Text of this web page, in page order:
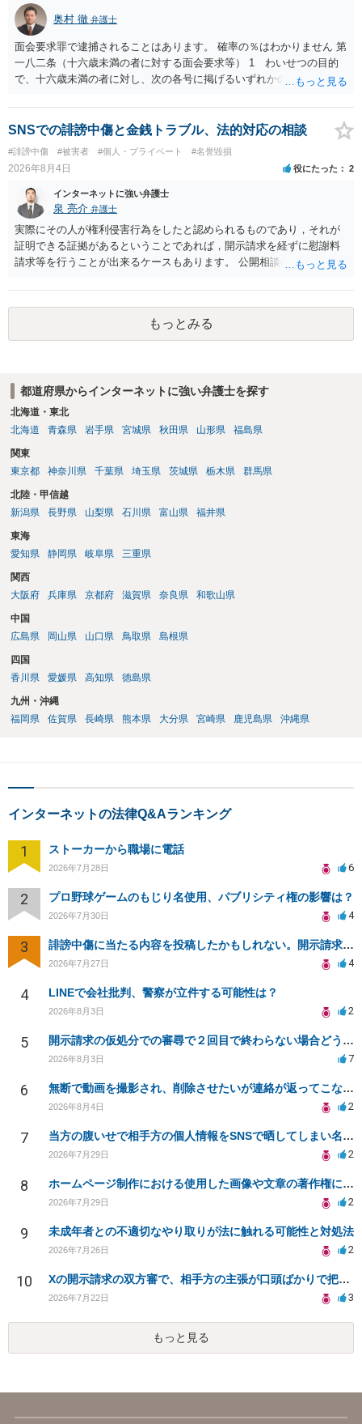
に入力したかも第三者にしられることはないので、個人や会社の特定
をせずに書き込んだことで（おそらく特定して書き込んだとして
も）、相談者さんが刑事民事の責任に問われることはないでしょう。
私見ながらご参考まで。
奥村 徹 弁護士
面会要求罪で逮捕されることはあります。 確率の％はわかりません 第
一八二条（十六歳未満の者に対する面会要求等） 1 わいせつの目的
で、十六歳未満の者に対し、次の各号に掲げるいずれかの行為をした
が生まれた日より五年以上前の日に生まれた者に限る。）は、一年以
下の拘禁刑又は五十万円以下の罰金に処する。 一 威迫し、偽計を用
い又は誘惑して面会を要求すること。 二 拒まれたにもかかわらず、
反復して面会を要求すること。 三 金銭その他の利益を供与し、又は
その申込み若しくは約束をして面会を要求すること。 2前項の罪を犯
し、よってわいせつの目的で当該十六歳未満の者と面会をした者は、
二年以下の拘禁刑又は百万円以下の罰金に処する。
SNSでの誹謗中傷と金銭トラブル、法的対応の相談
#誹謗中傷 #被害者 #個人・プライベート #名誉毀損
2026年8月4日 役にたった 2
インターネットに強い弁護士
泉 亮介 弁護士
実際にその人が権利侵害行為をしたと認められるものであり，それが
証明できる証拠があるということであれば，開示請求を経ずに慰謝料
請求等を行うことが出来るケースもあります。 公開相談の場では回答
に個別に相談されると良いでしょう。
もっとみる
都道府県からインターネットに強い弁護士を探す
北海道・東北
北海道
青森県 岩手県 宮城県 秋田県 山形県 福島県
関東
東京都
神奈川県 千葉県 埼玉県 茨城県 栃木県 群馬県
北陸・甲信越
新潟県
長野県 山梨県 石川県 富山県 福井県
東海
愛知県
静岡県 岐阜県 三重県
関西
大阪府
兵庫県 京都府 滋賀県 奈良県 和歌山県
中国
広島県
岡山県 山口県 鳥取県 島根県
四国
香川県
愛媛県 高知県 徳島県
九州・沖縄
福岡県
佐賀県 長崎県 熊本県 大分県 宮崎県 鹿児島県 沖縄県
インターネットの法律Q&Aランキング
1 ストーカーから職場に電話
2026年7月28日 6
2 プロ野球ゲームのもじり名使用、パブリシティ権の影響は？
2026年7月30日 4
3 誹謗中傷に当たる内容を投稿したかもしれない。開示請求や民事刑事裁判に発展しうるのか教えて欲しい。
2026年7月27日 4
4 LINEで会社批判、警察が立件する可能性は？
2026年8月3日 2
5 開示請求の仮処分での審尋で２回目で終わらない場合どうしたらいいですか
2026年8月3日 7
6 無断で動画を撮影され、削除させたいが連絡が返ってこない。
2026年8月4日 2
7 当方の腹いせで相手方の個人情報をSNSで晒してしまい名誉毀損させてしまったかもしれない
2026年7月29日 2
8 ホームページ制作における使用した画像や文章の著作権について
2026年7月29日 2
9 未成年者との不適切なやり取りが法に触れる可能性と対処法
2026年7月26日 2
10 Xの開示請求の双方審で、相手方の主張が口頭ばかりで把握しきれません
2026年7月22日 3
もっと見る